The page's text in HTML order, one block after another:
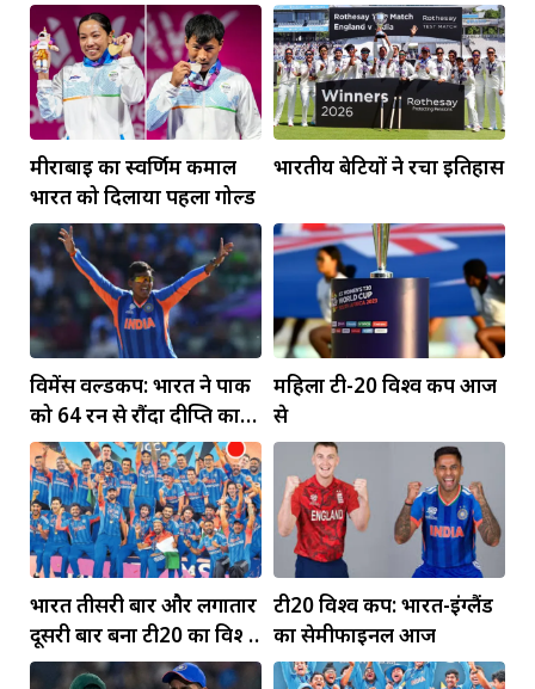
मीराबाई का स्वर्णिम कमाल
भारत को दिलाया पहला गोल्ड
भारतीय बेटियों ने रचा इतिहास
विमेंस वर्ल्डकप: भारत ने पाक
को 64 रन से रौंदा दीप्ति का
पंजा... मंधाना की फिफ्टी
महिला टी-20 विश्व कप आज
से
भारत तीसरी बार और लगातार
दूसरी बार बना टी20 का विश्व
विजेता
टी20 विश्व कप: भारत-इंग्लैंड
का सेमीफाइनल आज